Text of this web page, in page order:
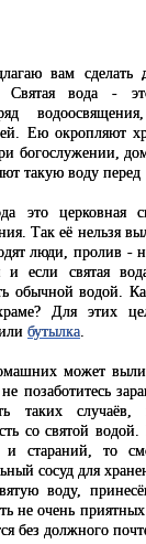
вам сделать
вода -
Ею окропляют
богослужении,
такую воду
это церковная
Так её нельзя
люди, пролив -
и если святая
обычной водой.
Для этих
бутылка.
может
позаботитесь
таких
со святой
и стараний, то
сосуд для
воду,
не очень
без должного